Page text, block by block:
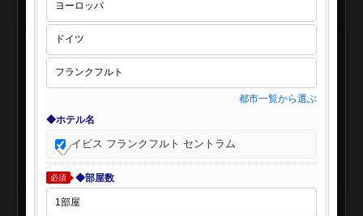
都市一覧から選ぶ
◆ホテル名
イビス フランクフルト セントラム
必須 ◆部屋数